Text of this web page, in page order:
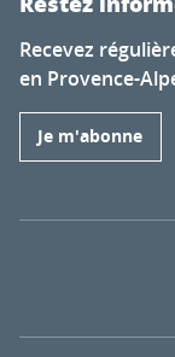
Recevez
en Provence-
Je m'abonne